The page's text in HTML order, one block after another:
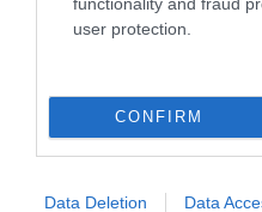
user protection.
CONFIRM
Data Deletion Data
1200 kilométer
elektromos autó
használt
kivétel is
leginkább